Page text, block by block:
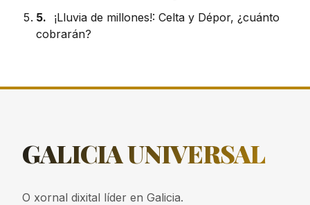
5.
¡Lluvia de millones!: Celta y Dépor, ¿cuánto
cobrarán?
GALICIAUNIVERSAL
O xornal dixital líder en Galicia.